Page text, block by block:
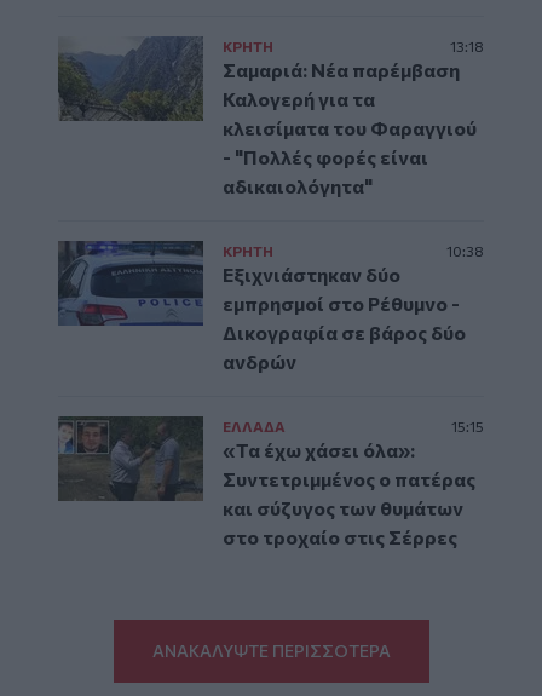
ΚΡΗΤΗ 13:18
Σαμαριά: Νέα παρέμβαση
Καλογερή για τα
κλεισίματα του Φαραγγιού
- "Πολλές φορές είναι
αδικαιολόγητα"
ΚΡΗΤΗ 10:38
Εξιχνιάστηκαν δύο
εμπρησμοί στο Ρέθυμνο -
Δικογραφία σε βάρος δύο
ανδρών
ΕΛΛAΔΑ 15:15
«Τα έχω χάσει όλα»:
Συντετριμμένος ο πατέρας
και σύζυγος των θυμάτων
στο τροχαίο στις Σέρρες
ΑΝΑΚΑΛΥΨΤΕ ΠΕΡΙΣΣΟΤΕΡΑ